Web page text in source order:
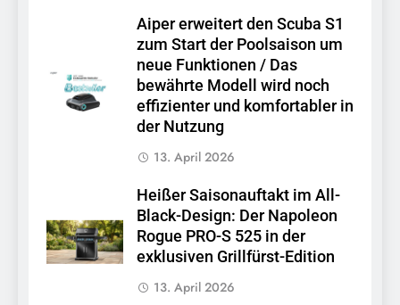
Aiper erweitert den Scuba S1
zum Start der Poolsaison um
neue Funktionen / Das
bewährte Modell wird noch
effizienter und komfortabler in
der Nutzung
13. April 2026
Heißer Saisonauftakt im All-
Black-Design: Der Napoleon
Rogue PRO-S 525 in der
exklusiven Grillfürst-Edition
13. April 2026